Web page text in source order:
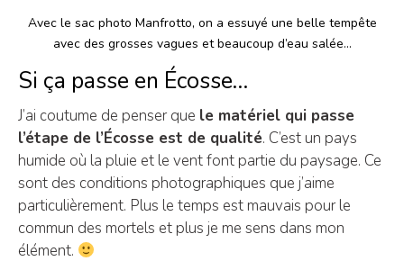
Avec le sac photo Manfrotto, on a essuyé une belle tempête
avec des grosses vagues et beaucoup d’eau salée…
Si ça passe en Écosse…
J’ai coutume de penser que le matériel qui passe
l’étape de l’Écosse est de qualité. C’est un pays
humide où la pluie et le vent font partie du paysage. Ce
sont des conditions photographiques que j’aime
particulièrement. Plus le temps est mauvais pour le
commun des mortels et plus je me sens dans mon
élément.